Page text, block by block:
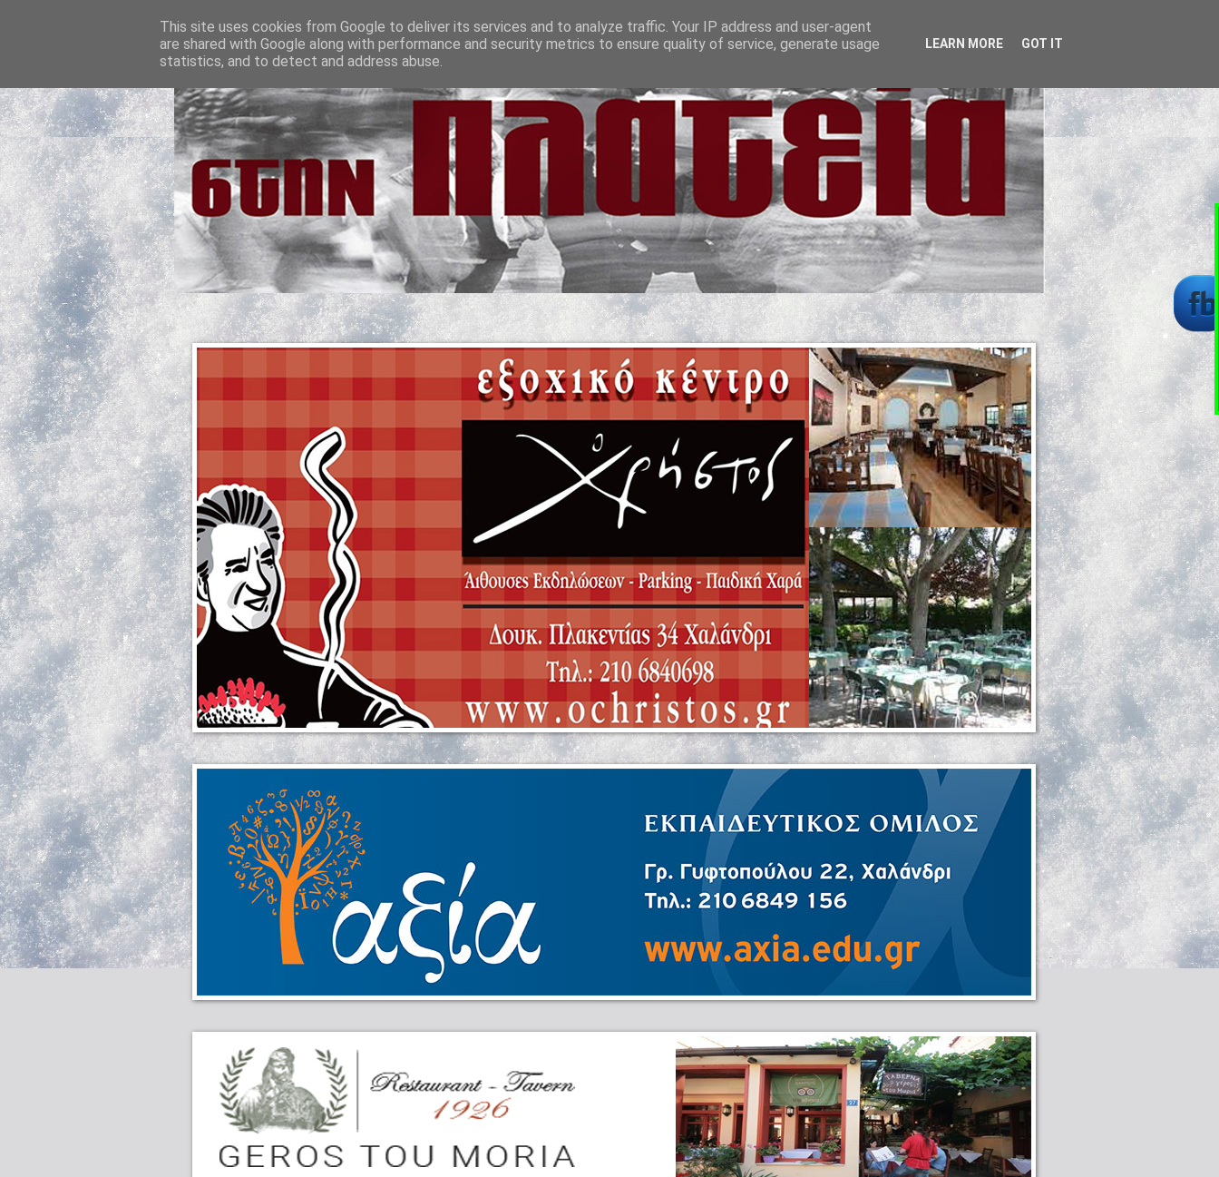
This site uses cookies from Google to deliver its services and to analyze traffic. Your IP address and user-agent
are shared with Google along with performance and security metrics to ensure quality of service, generate usage
statistics, and to detect and address abuse.
LEARN MORE GOT IT